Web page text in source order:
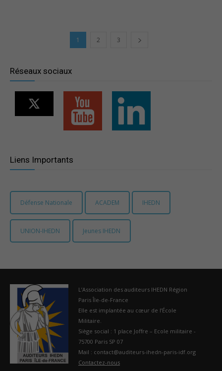
1 2 3
Réseaux sociaux
Liens Importants
Défense Nationale ACADEM IHEDN
UNION-IHEDN Jeunes IHEDN
L’Association des auditeurs IHEDN Région
Paris Île-de-France
Elle est implantée au cœur de l’École
Militaire.
Siège social : 1 place Joffre – Ecole militaire -
75700 Paris SP 07
Mail : contact@auditeurs-ihedn-paris-idf.org
Contactez-nous